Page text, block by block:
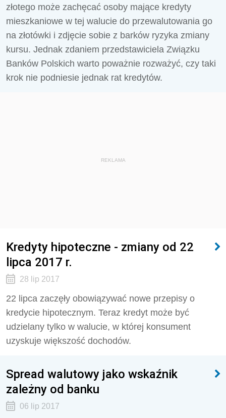
złotego może zachęcać osoby mające kredyty
mieszkaniowe w tej walucie do przewalutowania go
na złotówki i zdjęcie sobie z barków ryzyka zmiany
kursu. Jednak zdaniem przedstawiciela Związku
Banków Polskich warto poważnie rozważyć, czy taki
krok nie podniesie jednak rat kredytów.
REKLAMA
Kredyty hipoteczne - zmiany od 22
lipca 2017 r.
28 lip 2017
22 lipca zaczęły obowiązywać nowe przepisy o
kredycie hipotecznym. Teraz kredyt może być
udzielany tylko w walucie, w której konsument
uzyskuje większość dochodów.
Spread walutowy jako wskaźnik
zależny od banku
06 lip 2017